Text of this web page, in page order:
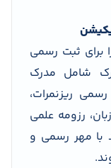
برای ثبت رسمی
شامل مدرک
ریزنمرات،
رزومه علمی
با مهر رسمی و